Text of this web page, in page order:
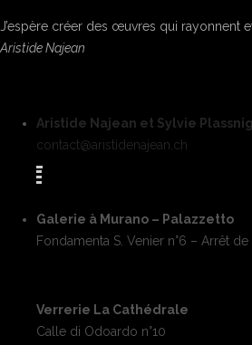
J’espère créer des œuvres qui rayonnent
Aristide Najean
Aristide Najean et Sylvie Plassnig
contact@aristidenajean.ch
Galerie à Murano – Palazzetto
Fondamenta S. Venier n°6 – Arrêt
Verrerie La Cathédrale
Calle di Odoardo n°10